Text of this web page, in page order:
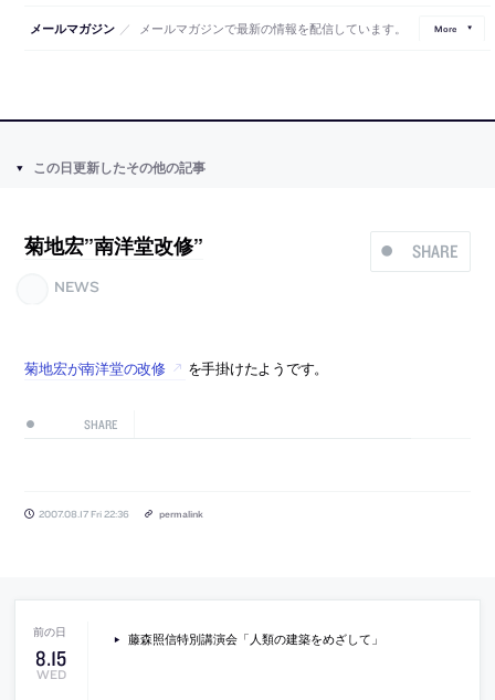
メールマガジン ／ メールマガジンで最新の情報を配信しています。 More
この日更新したその他の記事
SHARE
菊地宏”南洋堂改修”
NEWS
菊地宏が南洋堂の改修 を手掛けたようです。
SHARE
2007.08.17 Fri 22:36 permalink
8.15
WED
藤森照信特別講演会「人類の建築をめざして」